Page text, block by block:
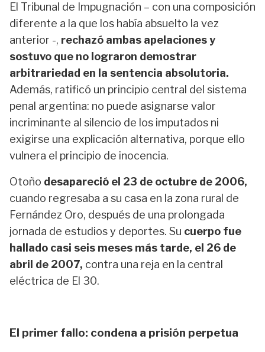
El Tribunal de Impugnación – con una composición
diferente a la que los había absuelto la vez
anterior -, rechazó ambas apelaciones y
sostuvo que no lograron demostrar
arbitrariedad en la sentencia absolutoria.
Además, ratificó un principio central del sistema
penal argentina: no puede asignarse valor
incriminante al silencio de los imputados ni
exigirse una explicación alternativa, porque ello
vulnera el principio de inocencia.
Otoño desapareció el 23 de octubre de 2006,
cuando regresaba a su casa en la zona rural de
Fernández Oro, después de una prolongada
jornada de estudios y deportes. Su cuerpo fue
hallado casi seis meses más tarde, el 26 de
abril de 2007, contra una reja en la central
eléctrica de El 30.
El primer fallo: condena a prisión perpetua